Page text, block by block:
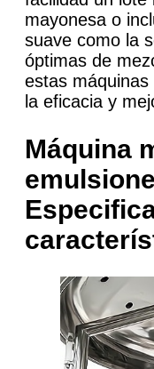
mayonesa o
suave como la
óptimas de
estas
la eficacia y
Máquina